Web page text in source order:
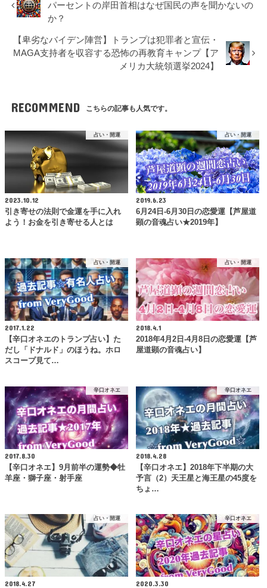
パーセントの岸田首相はなぜ国民の声を聞かないの
か？
【卑劣なバイデン陣営】トランプは犯罪者と宣伝・
MAGA支持者を収容する恐怖の再教育キャンプ【ア
メリカ大統領選挙2024】
RECOMMEND こちらの記事も人気です。
占い・開運
2023.10.12
引き寄せの法則で金運を手に入れ
よう！お金を引き寄せる人とは
占い・開運
2019.6.23
6月24日-6月30日の恋愛運【芦屋道
顕の音魂占い★2019年】
占い・開運
2017.1.22
【辛口オネエのトランプ占い】た
だし「ドナルド」のほうね。ホロ
スコープ見て…
占い・開運
2018.4.1
2018年4月2日-4月8日の恋愛運【芦
屋道顕の音魂占い】
辛口オネエ
2017.8.30
【辛口オネエ】9月前半の運勢◆牡
羊座・獅子座・射手座
辛口オネエ
2018.4.28
【辛口オネエ】2018年下半期の大
予言（2）天王星と海王星の45度を
ちょ…
占い・開運
2018.4.27
辛口オネエ
2020.3.30